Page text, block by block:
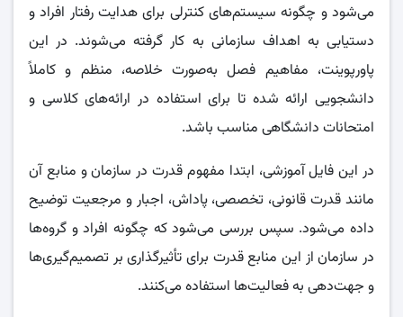
می‌شود و چگونه سیستم‌های کنترلی برای هدایت رفتار افراد و
دستیابی به اهداف سازمانی به کار گرفته می‌شوند. در این
پاورپوینت، مفاهیم فصل به‌صورت خلاصه، منظم و کاملاً
دانشجویی ارائه شده تا برای استفاده در ارائه‌های کلاسی و
امتحانات دانشگاهی مناسب باشد.
در این فایل آموزشی، ابتدا مفهوم قدرت در سازمان و منابع آن
مانند قدرت قانونی، تخصصی، پاداش، اجبار و مرجعیت توضیح
داده می‌شود. سپس بررسی می‌شود که چگونه افراد و گروه‌ها
در سازمان از این منابع قدرت برای تأثیرگذاری بر تصمیم‌گیری‌ها
و جهت‌دهی به فعالیت‌ها استفاده می‌کنند.